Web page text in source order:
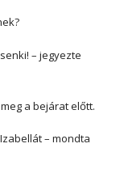
– jegyezte
a bejárat előtt.
– mondta